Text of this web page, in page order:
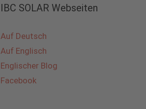
IBC SOLAR Webseiten
Auf Deutsch
Auf Englisch
Englischer Blog
Facebook